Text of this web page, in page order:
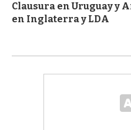
Clausura en Uruguay y
en Inglaterra y LDA